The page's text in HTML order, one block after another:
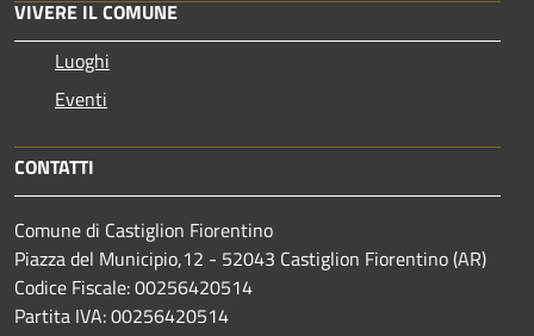
VIVERE IL COMUNE
Luoghi
Eventi
CONTATTI
Comune di Castiglion Fiorentino
Piazza del Municipio,12 - 52043 Castiglion Fiorentino (AR)
Codice Fiscale: 00256420514
Partita IVA: 00256420514